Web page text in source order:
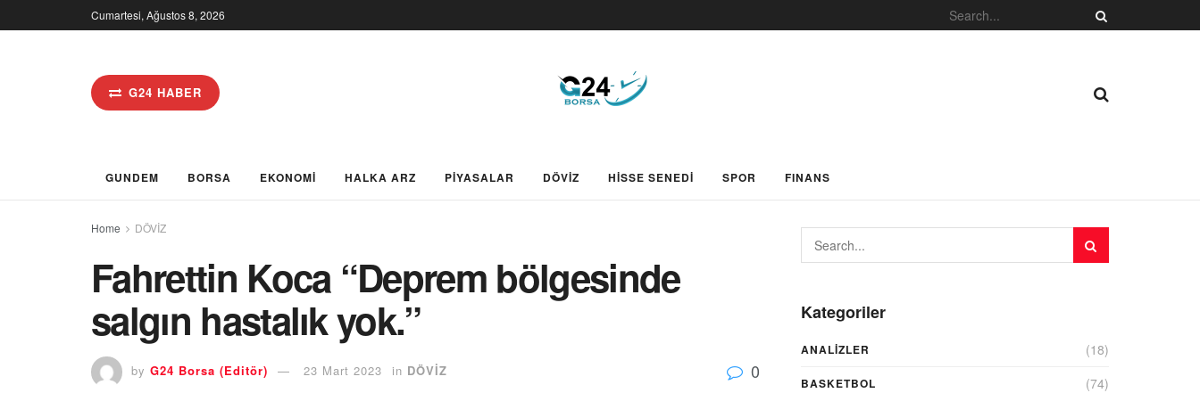
Cumartesi, Ağustos 8, 2026
G24 HABER
GUNDEM BORSA EKONOMİ HALKA ARZ PİYASALAR DÖVİZ HİSSE SENEDİ SPOR FINANS
Home DÖVİZ
Fahrettin Koca “Deprem bölgesinde
salgın hastalık yok.”
by G24 Borsa (Editör) 23 Mart 2023 in DÖVİZ 0
Kategoriler
ANALIZLER (18)
BASKETBOL (74)